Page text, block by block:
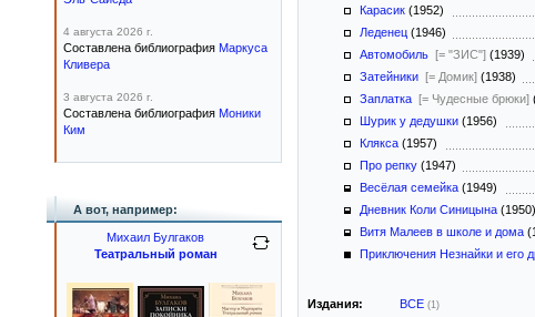
Карасик (1952)
Леденец (1946)
Автомобиль [= "ЗИС"] (1939)
Затейники [= Домик] (1938)
Заплатка [= Чудесные брюки]
Шурик у дедушки (1956)
Клякса (1957)
Про репку (1947)
Весёлая семейка (1949)
Дневник Коли Синицына (1950)
Витя Малеев в школе и дома
Приключения Незнайки и его
Издания: ВСЕ (1)
4 августа 2026 г.
Составлена библиография Маркуса
Кливера
3 августа 2026 г.
Составлена библиография Моники
Ким
А вот, например:
Михаил Булгаков
Театральный роман